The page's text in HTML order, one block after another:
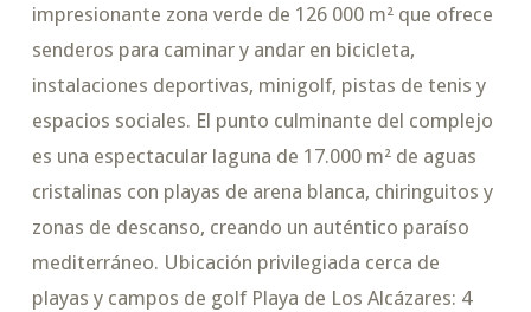
impresionante zona verde de 126 000 m² que ofrece
senderos para caminar y andar en bicicleta,
instalaciones deportivas, minigolf, pistas de tenis y
espacios sociales. El punto culminante del complejo
es una espectacular laguna de 17.000 m² de aguas
cristalinas con playas de arena blanca, chiringuitos y
zonas de descanso, creando un auténtico paraíso
mediterráneo. Ubicación privilegiada cerca de
playas y campos de golf Playa de Los Alcázares: 4